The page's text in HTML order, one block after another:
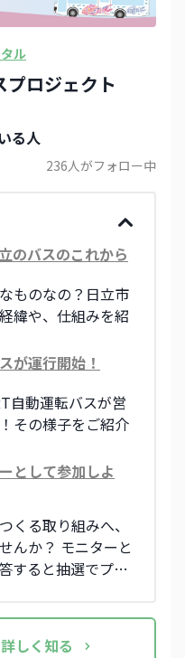
ル
ロジェクト
る人
236人がフォロー中
のバスのこれから
ものなの？日立市
緯や、仕組みを紹
が運行開始！
自動運転バスが営
その様子をご紹介
として参加しよ
くる取り組みへ、
んか？ モニターと
すると抽選でプレ
しく知る